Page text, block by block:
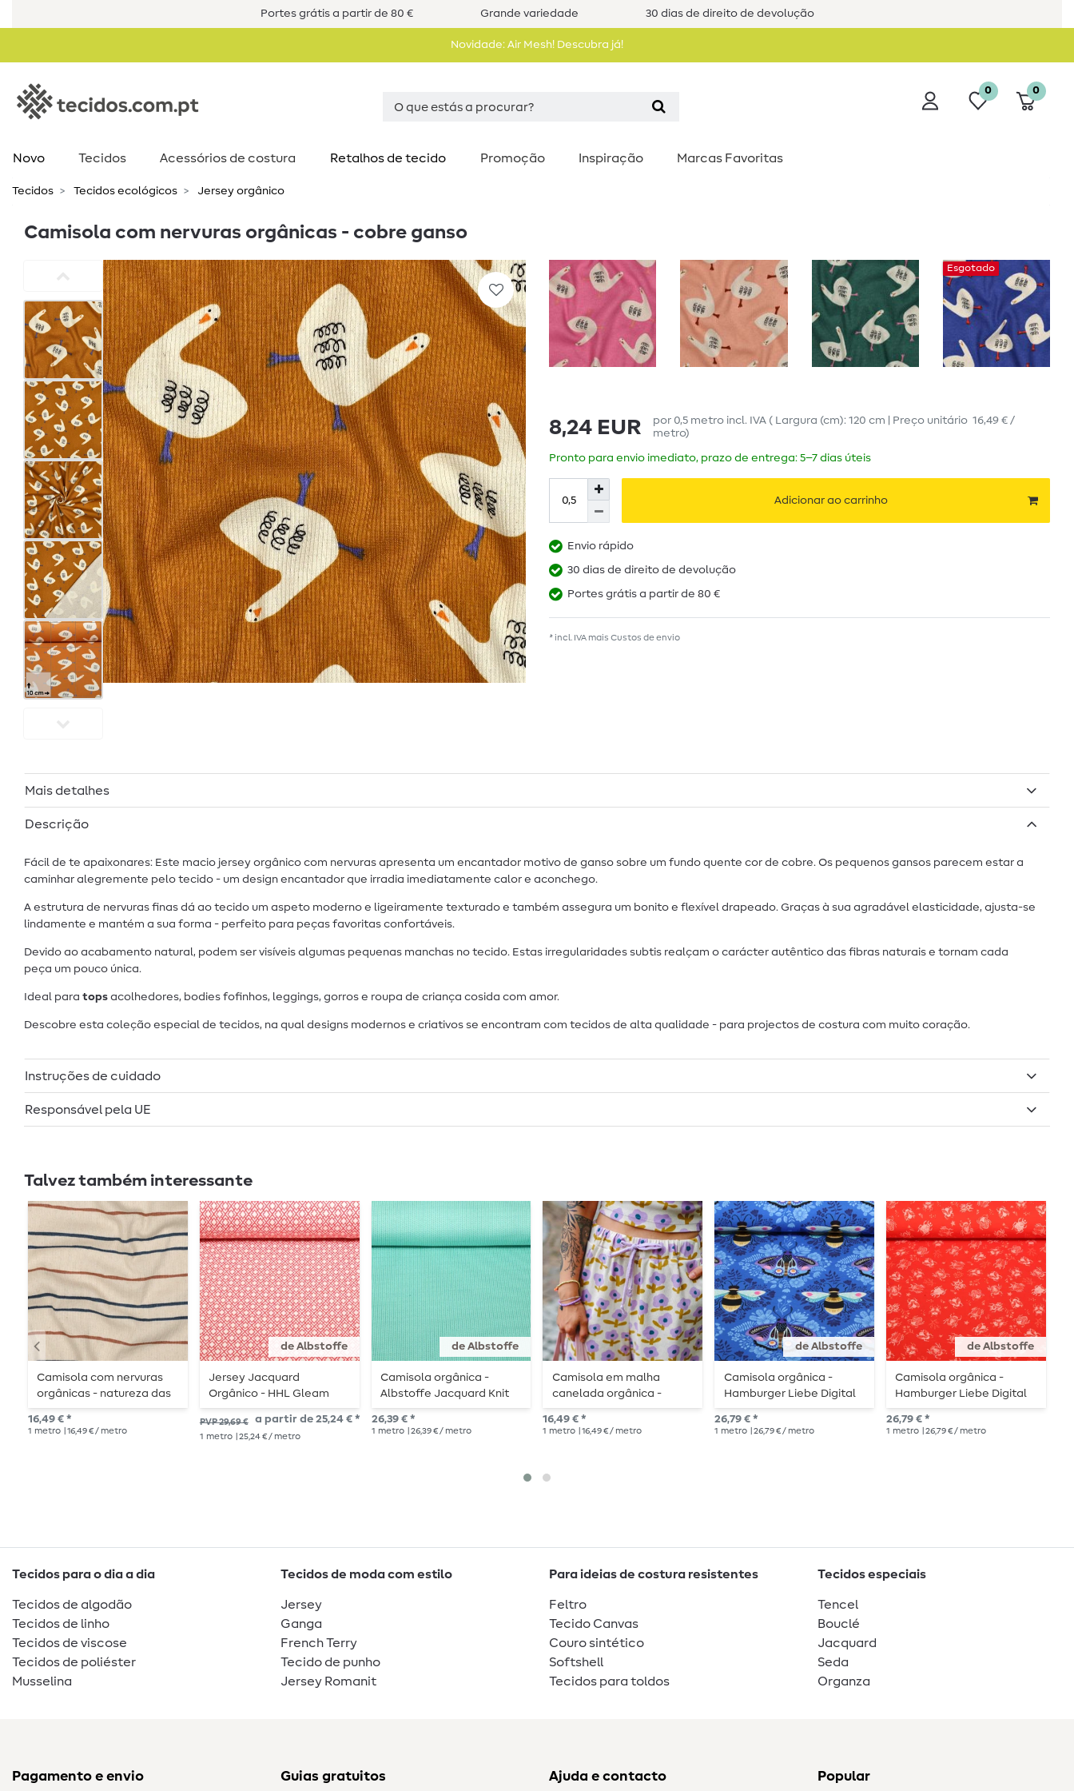
Portes grátis a partir de 80 € Grande variedade 30 dias de direito de devolução
Novidade: Air Mesh! Descubra já!
0 0
Novo Tecidos Acessórios de costura​ Retalhos de tecido Promoção Inspiração Marcas Favoritas
Tecidos Tecidos ecológicos Jersey orgânico
Camisola com nervuras orgânicas - cobre ganso
Esgotado
8,24 EUR por 0,5 metro incl. IVA ( Largura (cm): 120 cm | Preço unitário 16,49 € /
metro)
Pronto para envio imediato, prazo de entrega: 5–7 dias úteis
Adicionar ao carrinho
Envio rápido
30 dias de direito de devolução
Portes grátis a partir de 80 €
* incl. IVA mais Custos de envio
Mais detalhes
Descrição
Fácil de te apaixonares: Este macio jersey orgânico com nervuras apresenta um encantador motivo de ganso sobre um fundo quente cor de cobre. Os pequenos gansos parecem estar a
caminhar alegremente pelo tecido - um design encantador que irradia imediatamente calor e aconchego.
A estrutura de nervuras finas dá ao tecido um aspeto moderno e ligeiramente texturado e também assegura um bonito e flexível drapeado. Graças à sua agradável elasticidade, ajusta-se
lindamente e mantém a sua forma - perfeito para peças favoritas confortáveis.
Devido ao acabamento natural, podem ser visíveis algumas pequenas manchas no tecido. Estas irregularidades subtis realçam o carácter autêntico das fibras naturais e tornam cada
peça um pouco única.
Ideal para tops acolhedores, bodies fofinhos, leggings, gorros e roupa de criança cosida com amor.
Descobre esta coleção especial de tecidos, na qual designs modernos e criativos se encontram com tecidos de alta qualidade - para projectos de costura com muito coração.
Instruções de cuidado
Responsável pela UE
Talvez também interessante
Camisola com nervuras
orgânicas - natureza das
riscas
16,49 € *
1 metro | 16,49 € / metro
de Albstoffe
Jersey Jacquard
Orgânico - HHL Gleam
Tiny Tango Knit Vermelho
PVP 29,69 € a partir de 25,24 € *
1 metro | 25,24 € / metro
de Albstoffe
Camisola orgânica -
Albstoffe Jacquard Knit
Malha Turquesa
26,39 € *
1 metro | 26,39 € / metro
Camisola em malha
canelada orgânica -
flores natureza lavanda
16,49 € *
1 metro | 16,49 € / metro
de Albstoffe
Camisola orgânica -
Hamburger Liebe Digital
Print Beetles & Bugs Bees
and Friends Azul
26,79 € *
1 metro | 26,79 € / metro
de Albstoffe
Camisola orgânica -
Hamburger Liebe Digital
Print Beetles & Bugs
Tickle Red
26,79 € *
1 metro | 26,79 € / metro
Tecidos para o dia a dia
Tecidos de algodão
Tecidos de linho
Tecidos de viscose
Tecidos de poliéster
Musselina
Tecidos de moda com estilo
Jersey
Ganga
French Terry
Tecido de punho
Jersey Romanit
Para ideias de costura resistentes
Feltro
Tecido Canvas
Couro sintético
Softshell
Tecidos para toldos
Tecidos especiais
Tencel
Bouclé
Jacquard
Seda
Organza
Pagamento e envio Guias gratuitos Ajuda e contacto Popular